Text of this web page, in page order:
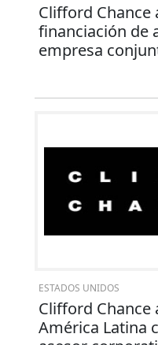
Clifford Chance
financiación de
empresa
ESTADOS UNIDOS
Clifford Chance
América Latina